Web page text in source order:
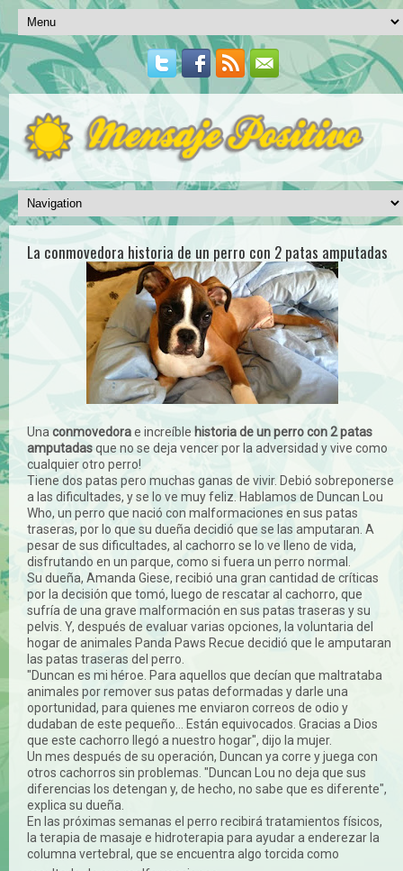
La conmovedora historia de un perro con 2 patas amputadas
Una conmovedorae increíble historia de un perro con 2 patas
amputadasque no se deja vencer por la adversidad y vive como
cualquier otro perro!
Tiene dos patas pero muchas ganas de vivir. Debió sobreponerse
a las dificultades, y se lo ve muy feliz. Hablamos de Duncan Lou
Who, un perro que nació con malformaciones en sus patas
traseras, por lo que su dueña decidió que se las amputaran. A
pesar de sus dificultades, al cachorro se lo ve lleno de vida,
disfrutando en un parque, como si fuera un perro normal.
Su dueña, Amanda Giese, recibió una gran cantidad de críticas
por la decisión que tomó, luego de rescatar al cachorro, que
sufría de una grave malformación en sus patas traseras y su
pelvis. Y, después de evaluar varias opciones, la voluntaria del
hogar de animales Panda Paws Recue decidió que le amputaran
las patas traseras del perro.
"Duncan es mi héroe. Para aquellos que decían que maltrataba
animales por remover sus patas deformadas y darle una
oportunidad, para quienes me enviaron correos de odio y
dudaban de este pequeño... Están equivocados. Gracias a Dios
que este cachorro llegó a nuestro hogar", dijo la mujer.
Un mes después de su operación, Duncan ya corre y juega con
otros cachorros sin problemas. "Duncan Lou no deja que sus
diferencias los detengan y, de hecho, no sabe que es diferente",
explica su dueña.
En las próximas semanas el perro recibirá tratamientos físicos,
la terapia de masaje e hidroterapia para ayudar a enderezar la
columna vertebral, que se encuentra algo torcida como